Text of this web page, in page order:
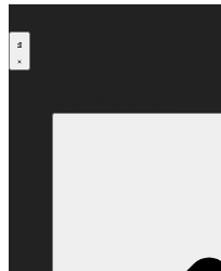
στο
περιεχόμενο